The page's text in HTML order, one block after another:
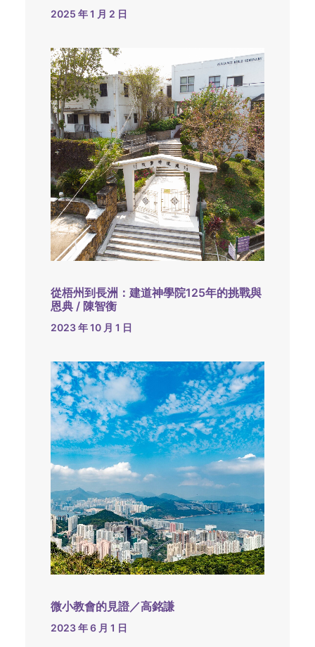
2025 年 1 月 2 日
從梧州到長洲：建道神學院125年的挑戰與
恩典 / 陳智衡
2023 年 10 月 1 日
微小教會的見證／高銘謙
2023 年 6 月 1 日